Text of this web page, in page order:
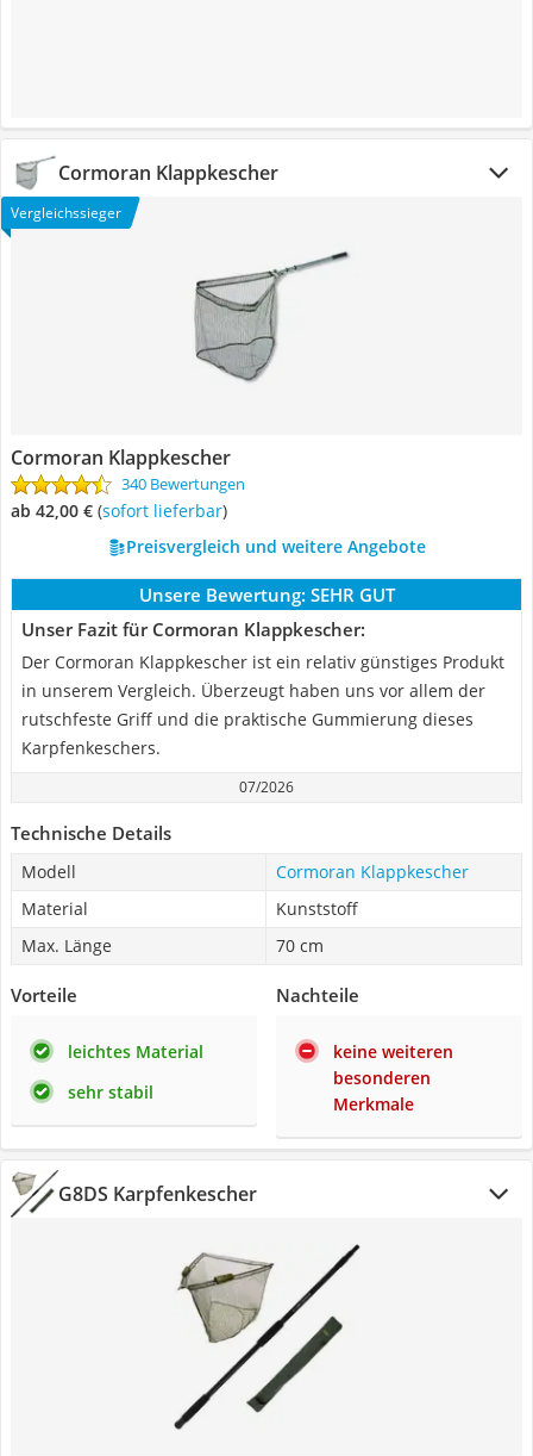
Cormoran Klappkescher
Vergleichssieger
Cormoran Klappkescher
340 Bewertungen
ab 42,00 € ( Sofort lieferbar)
Preisvergleich und weitere Angebote
Unsere Bewertung: SEHR GUT
Unser Fazit für Cormoran Klappkescher:
Der Cormoran Klappkescher ist ein relativ günstiges Produkt
in unserem Vergleich. Überzeugt haben uns vor allem der
rutschfeste Griff und die praktische Gummierung dieses
Karpfenkeschers.
07/2026
Technische Details
Modell
Cormoran Klappkescher
Material
Kunststoff
Max. Länge
70 cm
Vorteile
leichtes Material
sehr stabil
Nachteile
keine weiteren
besonderen
Merkmale
G8DS Karpfenkescher